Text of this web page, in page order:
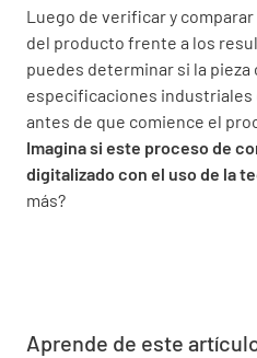
Luego de verificar y
del producto frente a los
puedes determinar si la pieza
especificaciones
antes de que comience el
Imagina si este proceso de
digitalizado con el uso de la
más?
Aprende de este